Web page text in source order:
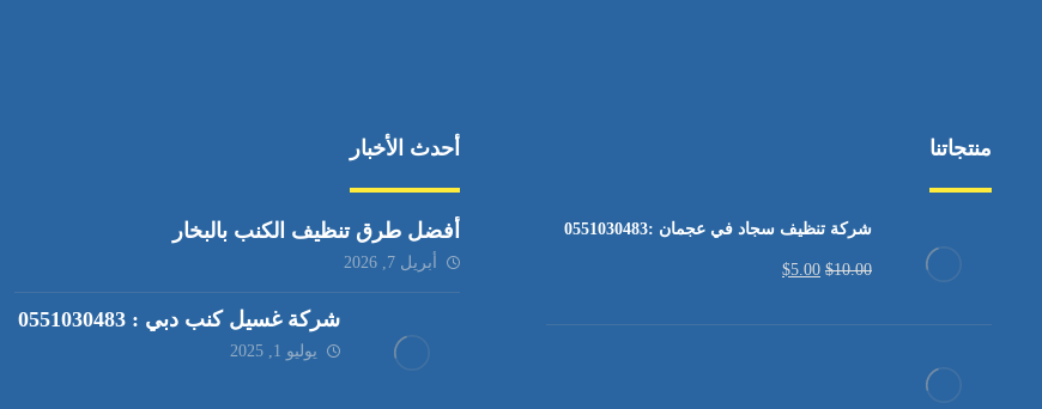
منتجاتنا
شركة تنظيف سجاد في عجمان :0551030483
$10.00
$5.00
أحدث الأخبار
أفضل طرق تنظيف الكنب بالبخار
أبريل 7, 2026
شركة غسيل كنب دبي : 0551030483
يوليو 1, 2025